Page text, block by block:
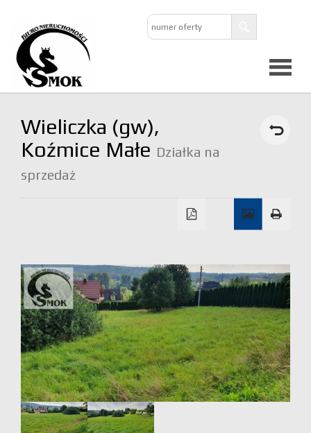
firmie
Domy
Dzialki
Lokale
Wieliczka (gw),
Koźmice Małe Działka na
sprzedaż